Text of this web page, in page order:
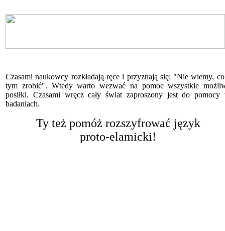
Czasami naukowcy rozkładają ręce i przyznają się: "Nie wiemy,
tym zrobić". Wtedy warto wezwać na pomoc wszystkie
posiłki. Czasami wręcz cały świat zaproszony jest do pomocy
badaniach.
Ty też pomóż rozszyfrować język
proto-elamicki!